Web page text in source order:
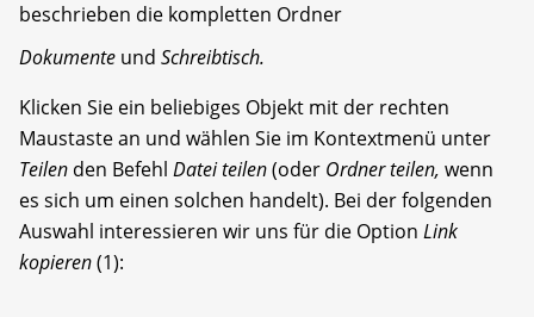
beschrieben die kompletten Ordner
Dokumente und Schreibtisch.
Klicken Sie ein beliebiges Objekt mit der rechten
Maustaste an und wählen Sie im Kontextmenü unter
Teilen den Befehl Datei teilen(oder Ordner teilen, wenn
es sich um einen solchen handelt). Bei der folgenden
Auswahl interessieren wir uns für die Option Link
kopieren(1):